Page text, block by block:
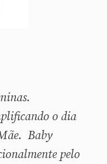
o dia
Baby
pelo